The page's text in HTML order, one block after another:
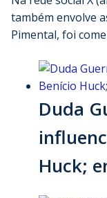
também envolve
Pimental, foi
Duda
Huck;